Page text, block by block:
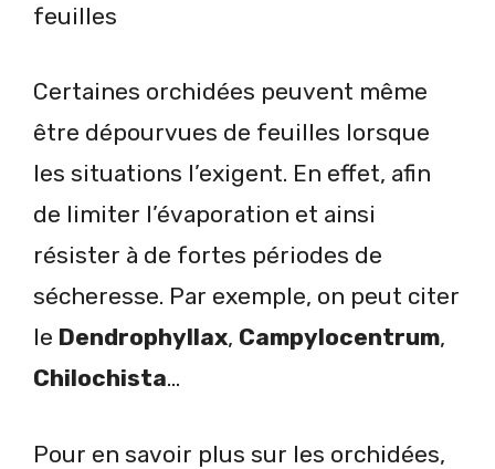
feuilles
Certaines orchidées peuvent même
être dépourvues de feuilles lorsque
les situations l’exigent. En effet, afin
de limiter l’évaporation et ainsi
résister à de fortes périodes de
sécheresse. Par exemple, on peut citer
le Dendrophyllax, Campylocentrum,
Chilochista…
Pour en savoir plus sur les orchidées,